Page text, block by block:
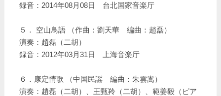
録音：2014年08月08日 台北国家音楽厅
５． 空山鳥語 （作曲：劉天華 編曲：趙磊）
演奏：趙磊（二胡）
録音：2012年03月31日 上海音楽厅
６．康定情歌 （中国民謡 編曲：朱雲嵩）
演奏：趙磊（二胡）、王甄羚（二胡）、範姜毅（ピア